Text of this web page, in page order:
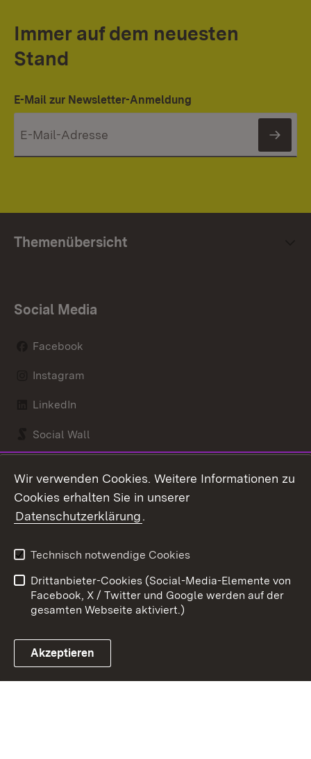
Immer auf dem neuesten
Stand
E-Mail zur Newsletter-Anmeldung
Themenübersicht
Social Media
Facebook
Instagram
LinkedIn
Social Wall
Link zum Landesportal
Kontakt
Barrierefreiheit
Impressum
Cookies
Wir verwenden Cookies. Weitere Informationen zu
Cookies erhalten Sie in unserer
Datenschutzerklärung.
Technisch notwendige Cookies
Drittanbieter-Cookies (Social-Media-Elemente von
Facebook, X / Twitter und Google werden auf der
gesamten Webseite aktiviert.)
Akzeptieren